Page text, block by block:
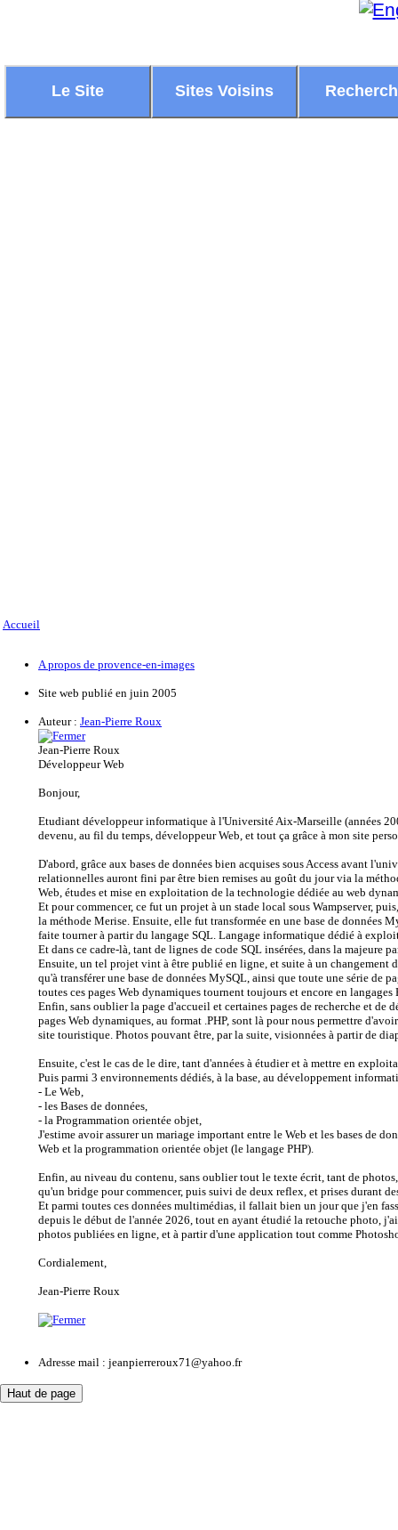
Le Site Sites Voisins
Accueil
A propos de provence-en-images
Site web publié en juin 2005
Auteur : Jean-Pierre Roux
Jean-Pierre Roux
Développeur Web
Bonjour,
Etudiant développeur informatique à l'Université Aix-Marseille (années
devenu, au fil du temps, développeur Web, et tout ça grâce à mon site
D'abord, grâce aux bases de données bien acquises sous Access avant
relationnelles auront fini par être bien remises au goût du jour via la
Web, études et mise en exploitation de la technologie dédiée au web
Et pour commencer, ce fut un projet à un stade local sous Wampserver,
la méthode Merise. Ensuite, elle fut transformée en une base de données
faite tourner à partir du langage SQL. Langage informatique dédié à
Et dans ce cadre-là, tant de lignes de code SQL insérées, dans la majeure
Ensuite, un tel projet vint à être publié en ligne, et suite à un changement
qu'à transférer une base de données MySQL, ainsi que toute une série de
toutes ces pages Web dynamiques tournent toujours et encore en
Enfin, sans oublier la page d'accueil et certaines pages de recherche et de
pages Web dynamiques, au format .PHP, sont là pour nous permettre
site touristique. Photos pouvant être, par la suite, visionnées à partir de
Ensuite, c'est le cas de le dire, tant d'années à étudier et à mettre en
Puis parmi 3 environnements dédiés, à la base, au développement
- Le Web,
- les Bases de données,
- la Programmation orientée objet,
J'estime avoir assurer un mariage important entre le Web et les bases de
Web et la programmation orientée objet (le langage PHP).
Enfin, au niveau du contenu, sans oublier tout le texte écrit, tant de
qu'un bridge pour commencer, puis suivi de deux reflex, et prises durant
Et parmi toutes ces données multimédias, il fallait bien un jour que j'en
depuis le début de l'année 2026, tout en ayant étudié la retouche photo,
photos publiées en ligne, et à partir d'une application tout comme
Cordialement,
Jean-Pierre Roux
Adresse mail : jeanpierreroux71@yahoo.fr
Haut de page